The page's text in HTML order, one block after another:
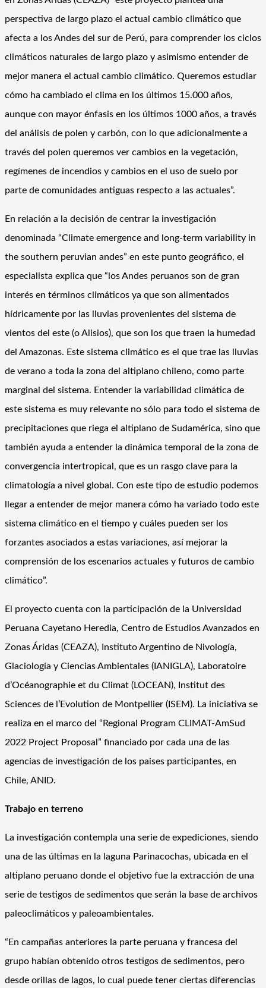
perspectiva de largo plazo el actual cambio climático que
afecta a los Andes del sur de Perú, para comprender los ciclos
climáticos naturales de largo plazo y asimismo entender de
mejor manera el actual cambio climático. Queremos estudiar
cómo ha cambiado el clima en los últimos 15.000 años,
aunque con mayor énfasis en los últimos 1000 años, a través
del análisis de polen y carbón, con lo que adicionalmente a
través del polen queremos ver cambios en la vegetación,
regímenes de incendios y cambios en el uso de suelo por
parte de comunidades antiguas respecto a las actuales”.
En relación a la decisión de centrar la investigación
denominada “Climate emergence and long-term variability in
the southern peruvian andes” en este punto geográfico, el
especialista explica que “los Andes peruanos son de gran
interés en términos climáticos ya que son alimentados
hídricamente por las lluvias provenientes del sistema de
vientos del este (o Alisios), que son los que traen la humedad
del Amazonas. Este sistema climático es el que trae las lluvias
de verano a toda la zona del altiplano chileno, como parte
marginal del sistema. Entender la variabilidad climática de
este sistema es muy relevante no sólo para todo el sistema de
precipitaciones que riega el altiplano de Sudamérica, sino que
también ayuda a entender la dinámica temporal de la zona de
convergencia intertropical, que es un rasgo clave para la
climatología a nivel global. Con este tipo de estudio podemos
llegar a entender de mejor manera cómo ha variado todo este
sistema climático en el tiempo y cuáles pueden ser los
forzantes asociados a estas variaciones, así mejorar la
comprensión de los escenarios actuales y futuros de cambio
climático”.
El proyecto cuenta con la participación de la Universidad
Peruana Cayetano Heredia, Centro de Estudios Avanzados en
Zonas Áridas (CEAZA), Instituto Argentino de Nivología,
Glaciología y Ciencias Ambientales (IANIGLA), Laboratoire
d’Océanographie et du Climat (LOCEAN), Institut des
Sciences de l’Evolution de Montpellier (ISEM). La iniciativa se
realiza en el marco del “Regional Program CLIMAT-AmSud
2022 Project Proposal” financiado por cada una de las
agencias de investigación de los paises participantes, en
Chile, ANID.
Trabajo en terreno
La investigación contempla una serie de expediciones, siendo
una de las últimas en la laguna Parinacochas, ubicada en el
altiplano peruano donde el objetivo fue la extracción de una
serie de testigos de sedimentos que serán la base de archivos
paleoclimáticos y paleoambientales.
“En campañas anteriores la parte peruana y francesa del
grupo habían obtenido otros testigos de sedimentos, pero
desde orillas de lagos, lo cual puede tener ciertas diferencias